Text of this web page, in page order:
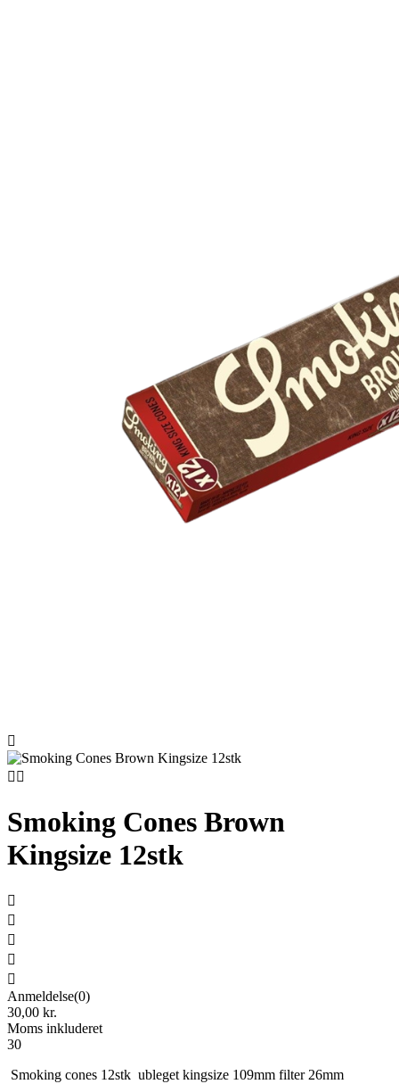

 
Smoking Cones Brown
Kingsize 12stk





Anmeldelse(0)
30,00 kr.
Moms inkluderet
30
Smoking cones 12stk ubleget kingsize 109mm filter 26mm